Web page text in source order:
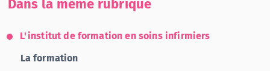
Dans la même rubrique
L'institut de formation en soins infirmiers
La formation